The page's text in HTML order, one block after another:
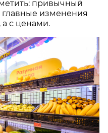
привычный
главные изменения
с ценами.